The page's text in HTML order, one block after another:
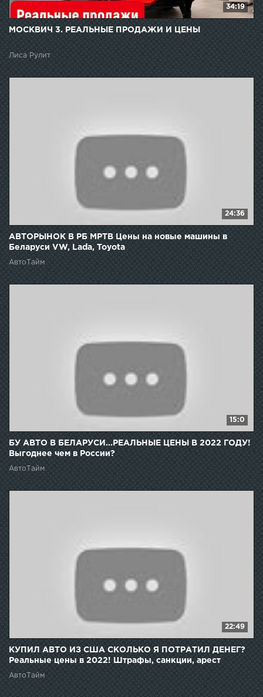
34:19
МОСКВИЧ 3. РЕАЛЬНЫЕ ПРОДАЖИ И ЦЕНЫ
Лиса Рулит
24:36
АВТОРЫНОК В РБ МРТВ Цены на новые машины в
Беларуси VW, Lada, Toyota
АвтоТайм
15:0
БУ АВТО В БЕЛАРУСИ...РЕАЛЬНЫЕ ЦЕНЫ В 2022 ГОДУ!
Выгоднее чем в России?
АвтоТайм
22:49
КУПИЛ АВТО ИЗ США СКОЛЬКО Я ПОТРАТИЛ ДЕНЕГ?
Реальные цены в 2022! Штрафы, санкции, арест
машины
АвтоТайм